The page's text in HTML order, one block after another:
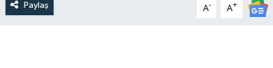
Paylaş A- A+